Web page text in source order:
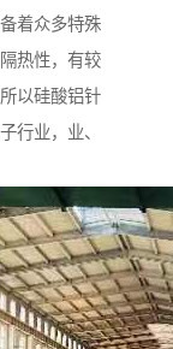
着众多特殊
热性，有较
以硅酸铝针
行业，业、